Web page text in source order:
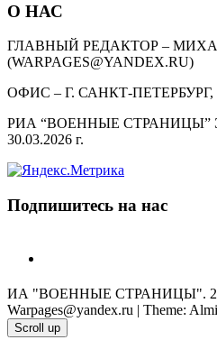
О НАС
ГЛАВНЫЙ РЕДАКТОР –
(WARPAGES@YANDEX.RU)
ОФИС – Г. САНКТ-
РИА “ВОЕННЫЕ СТРАНИЦЫ”
30.03.2026 г.
Подпишитесь на нас
ИА "ВОЕННЫЕ СТРАНИЦЫ".
Warpages@yandex.ru | Theme:
Scroll up